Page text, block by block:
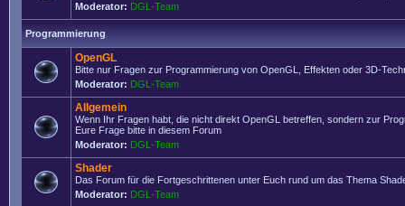
Moderator: DGL-Team
Programmierung
OpenGL
Bitte nur Fragen zur Programmierung von OpenGL, Effekten oder 3D-
Moderator: DGL-Team
Allgemein
Wenn Ihr Fragen habt, die nicht direkt OpenGL betreffen, sondern zur
Eure Frage bitte in diesem Forum
Moderator: DGL-Team
Shader
Das Forum für die Fortgeschrittenen unter Euch rund um das Thema
Moderator: DGL-Team